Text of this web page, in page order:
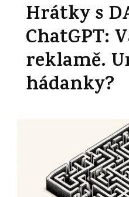
Hrátky s
ChatGPT:
reklamě.
hádanky?